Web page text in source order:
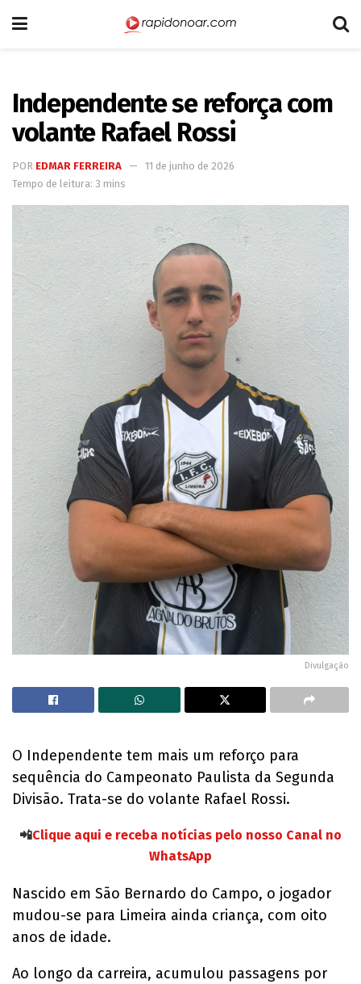
Independente se reforça com
volante Rafael Rossi
POR EDMAR FERREIRA
11 de junho de 2026
Tempo de leitura: 3 mins
Divulgação
O Independente tem mais um reforço para
sequência do Campeonato Paulista da Segunda
Divisão. Trata-se do volante Rafael Rossi.
📲Clique aqui e receba notícias pelo nosso Canal no
WhatsApp
Nascido em São Bernardo do Campo, o jogador
mudou-se para Limeira ainda criança, com oito
anos de idade.
Ao longo da carreira, acumulou passagens por